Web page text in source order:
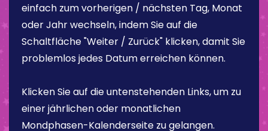
einfach zum vorherigen / nächsten Tag, Monat
oder Jahr wechseln, indem Sie auf die
Schaltfläche "Weiter / Zurück" klicken, damit Sie
problemlos jedes Datum erreichen können.
Klicken Sie auf die untenstehenden Links, um zu
einer jährlichen oder monatlichen
Mondphasen-Kalenderseite zu gelangen.